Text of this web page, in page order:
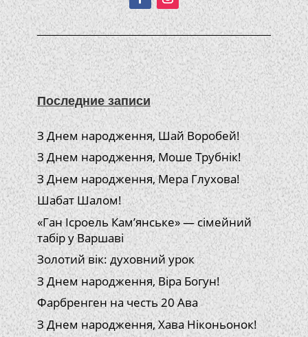
Последние записи
З Днем народження, Шай Воробей!
З Днем народження, Моше Трубнік!
З Днем народження, Мера Глухова!
Шабат Шалом!
«Ган Ісроель Кам’янське» — сімейний
табір у Варшаві
Золотий вік: духовний урок
З Днем народження, Віра Богун!
Фарбренген на честь 20 Ава
З Днем народження, Хава Ніконьонок!